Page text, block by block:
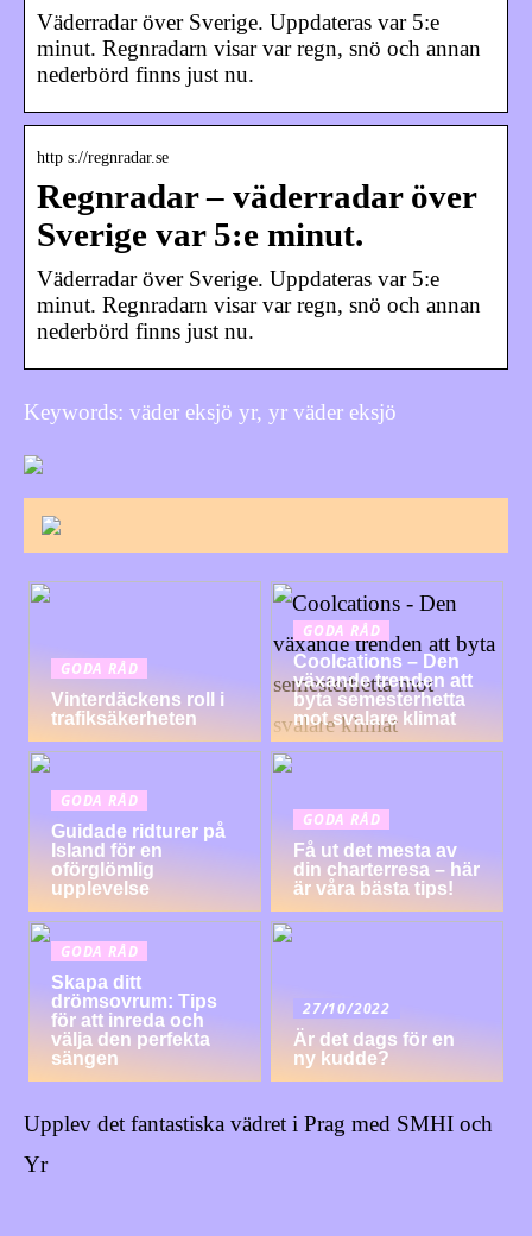
Väderradar över Sverige. Uppdateras var 5:e
minut. Regnradarn visar var regn, snö och annan
nederbörd finns just nu.
http s://regnradar.se
Regnradar – väderradar över
Sverige var 5:e minut.
Väderradar över Sverige. Uppdateras var 5:e
minut. Regnradarn visar var regn, snö och annan
nederbörd finns just nu.
Keywords: väder eksjö yr, yr väder eksjö
GODA RÅD
Vinterdäckens roll i
trafiksäkerheten
GODA RÅD
Coolcations – Den
växande trenden att
byta semesterhetta
mot svalare klimat
GODA RÅD
Guidade ridturer på
Island för en
oförglömlig
upplevelse
GODA RÅD
Få ut det mesta av
din charterresa – här
är våra bästa tips!
GODA RÅD
Skapa ditt
drömsovrum: Tips
för att inreda och
välja den perfekta
sängen
27/10/2022
Är det dags för en
ny kudde?
Upplev det fantastiska vädret i Prag med SMHI och
Yr